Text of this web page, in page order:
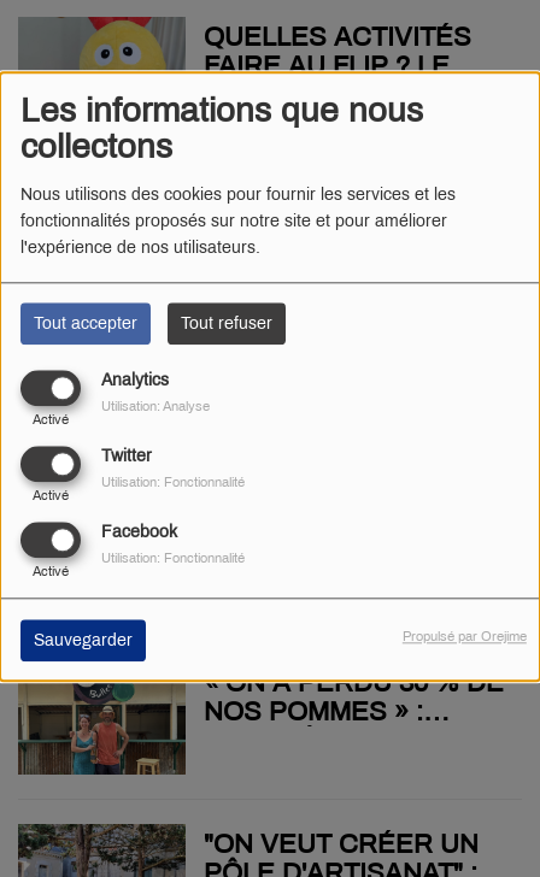
Les informations que nous
collectons
Nous utilisons des cookies pour fournir les services et les
fonctionnalités proposés sur notre site et pour améliorer
l'expérience de nos utilisateurs.
Tout accepter Tout refuser
Analytics
Activé
Utilisation: Analyse
Twitter
Activé
Utilisation: Fonctionnalité
Facebook
Activé
Utilisation: Fonctionnalité
Sauvegarder Propulsé par Orejime
LA SORTIE DE
PARTHENAY
QUELLES ACTIVITÉS
FAIRE AU FLIP ? LE
TOP 5 DE LA
RÉDACTION
"C'EST TOUJOURS
ÉMOUVANT DE VOIR
LES ÉLÈVES DANS LA
JOIE" : LES RÉSULTATS
DU BAC SONT TOMBÉS
À ERNEST PÉROCHON
LE FLIP ADAPTE SES
D'OUVERTURE
NATUREL RÉGIONAL A
L'ENQUÊTE PUBLIQUE
« ON A PERDU 30 % DE
NOS POMMES » :
PORTES
"ON VEUT CRÉER UN